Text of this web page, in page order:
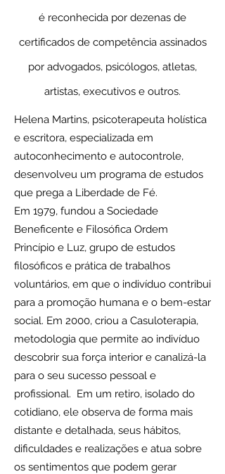
é reconhecida por dezenas de
certificados de competência assinados
por advogados, psicólogos, atletas,
artistas, executivos e outros.
Helena Martins, psicoterapeuta holística
e escritora, especializada em
autoconhecimento e autocontrole,
desenvolveu um programa de estudos
que prega a Liberdade de Fé.
Em 1979, fundou a Sociedade
Beneficente e Filosófica Ordem
Princípio e Luz, grupo de estudos
filosóficos e prática de trabalhos
voluntários, em que o indivíduo contribui
para a promoção humana e o bem-estar
social. Em 2000, criou a Casuloterapia,
metodologia que permite ao indivíduo
descobrir sua força interior e canalizá-la
para o seu sucesso pessoal e
profissional. Em um retiro, isolado do
cotidiano, ele observa de forma mais
distante e detalhada, seus hábitos,
dificuldades e realizações e atua sobre
os sentimentos que podem gerar